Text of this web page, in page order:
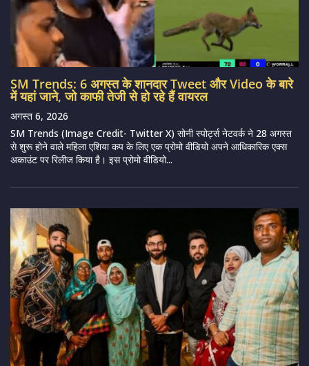
SM Trends: 6 अगस्त के शानदार Tweet और Video के बारे
में यहां जाने, जो काफी तेजी से हो रहे हैं वायरल
अगस्त 6, 2026
SM Trends (Image Credit- Twitter X) सोनी स्पोर्ट्स नेटवर्क ने 28 अगस्त
से शुरू होने वाले महिला एशिया कप के लिए एक प्रोमो वीडियो अपने आधिकारिक एक्स
अकाउंट पर रिलीज किया है। इस प्रोमो वीडियो...